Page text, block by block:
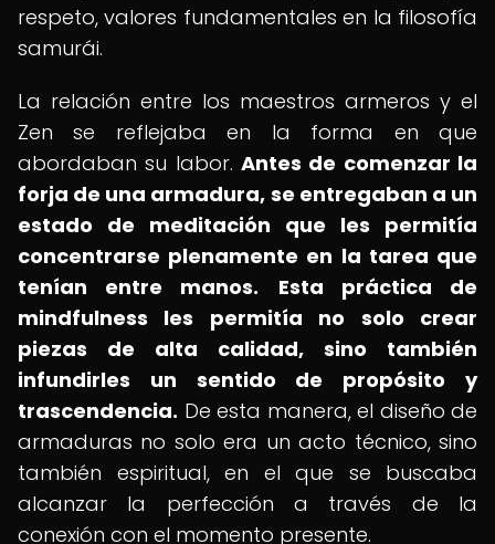
respeto, valores fundamentales en la filosofía
samurái.
La relación entre los maestros armeros y el
Zen se reflejaba en la forma en que
abordaban su labor. Antes de comenzar la
forja de una armadura, se entregaban a un
estado de meditación que les permitía
concentrarse plenamente en la tarea que
tenían entre manos.
Esta práctica de
mindfulness les permitía no solo crear
piezas de alta calidad, sino también
infundirles un sentido de propósito y
trascendencia. De esta manera, el diseño de
armaduras no solo era un acto técnico, sino
también espiritual, en el que se buscaba
alcanzar la perfección a través de la
conexión con el momento presente.